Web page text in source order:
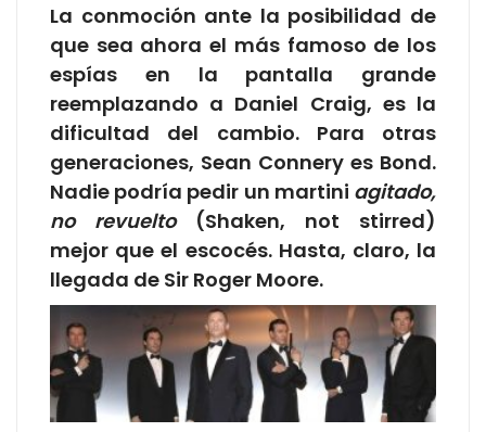
La conmoción ante la posibilidad de
que sea ahora el más famoso de los
espías en la pantalla grande
reemplazando a Daniel Craig, es la
dificultad del cambio. Para otras
generaciones, Sean Connery es Bond.
Nadie podría pedir un martini agitado,
no revuelto(Shaken, not stirred)
mejor que el escocés. Hasta, claro, la
llegada de Sir Roger Moore.